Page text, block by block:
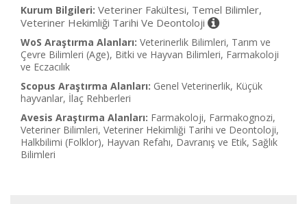
Kurum Bilgileri: Veteriner Fakültesi, Temel Bilimler,
Veteriner Hekimliği Tarihi Ve Deontoloji
WoS Araştırma Alanları: Veterinerlik Bilimleri, Tarım ve
Çevre Bilimleri (Age), Bitki ve Hayvan Bilimleri, Farmakoloji
ve Eczacılık
Scopus Araştırma Alanları: Genel Veterinerlik, Küçük
hayvanlar, İlaç Rehberleri
Avesis Araştırma Alanları: Farmakoloji, Farmakognozi,
Veteriner Bilimleri, Veteriner Hekimliği Tarihi ve Deontoloji,
Halkbilimi (Folklor), Hayvan Refahı, Davranış ve Etik, Sağlık
Bilimleri